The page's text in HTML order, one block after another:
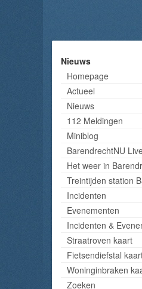
Nieuws
Homepage
Actueel
Nieuws
112 Meldingen
Miniblog
BarendrechtNU
Het weer in
Treintijden station
Incidenten
Evenementen
Incidenten &
Straatroven kaart
Fietsendiefstal
Woninginbraken
Zoeken